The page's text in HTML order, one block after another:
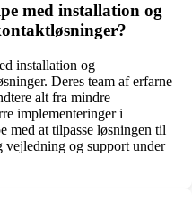
med installation og
installation og
Deres team af erfarne
alt fra mindre
implementeringer i
med at tilpasse løsningen til
og support under